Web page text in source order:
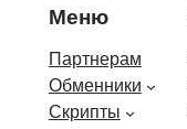
Меню
Партнерам
Обменники
Скрипты